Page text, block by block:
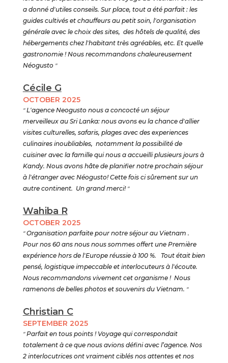
a donné d'utiles conseils. Sur place, tout a été parfait : les
guides cultivés et chauffeurs au petit soin, l'organisation
générale avec le choix des sites, des hôtels de qualité, des
hébergements chez l'habitant très agréables, etc. Et quelle
gastronomie ! Nous recommandons chaleureusement
Néogusto"
Cécile G
OCTOBER 2025
"L'agence Neogusto nous a concocté un séjour
merveilleux au Sri Lanka: nous avons eu la chance d'allier
visites culturelles, safaris, plages avec des experiences
culinaires inoubliables, notamment la possibilité de
cuisiner avec la famille qui nous a accueilli plusieurs jours à
Kandy. Nous avons hâte de planifier notre prochain séjour
à l'étranger avec Néogusto! Cette fois ci sûrement sur un
autre continent. Un grand merci!"
Wahiba R
OCTOBER 2025
"Organisation parfaite pour notre séjour au Vietnam .
Pour nos 60 ans nous nous sommes offert une Première
expérience hors de l'Europe réussie à 100 %. Tout était bien
pensé, logistique impeccable et interlocuteurs à l'écoute.
Nous recommandons vivement cet organisme ! Nous
ramenons de belles photos et souvenirs du Vietnam. "
Christian C
SEPTEMBER 2025
"Parfait en tous points ! Voyage qui correspondait
totalement à ce que nous avions défini avec l’agence. Nos
2 interlocutrices ont vraiment ciblés nos attentes et nos